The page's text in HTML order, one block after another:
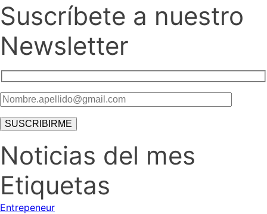
Suscríbete a nuestro
Newsletter
Noticias del mes
Etiquetas
Entrepeneur